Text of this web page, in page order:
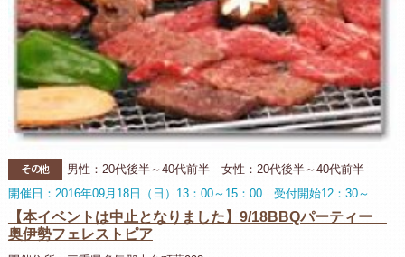
その他
男性：20代後半～40代前半 女性：20代後半～40代前半
開催日：2016年09月18日（日）13：00～15：00 受付開始12：30～
【本イベントは中止となりました】9/18BBQパーティー
奥伊勢フェレストピア